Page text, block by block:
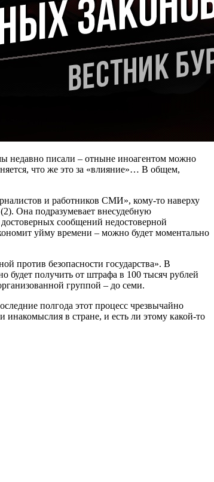
недавно писали – отныне иноагентом можно
что же это за «влияние»… В общем,
и работников СМИ», кому-то наверху
Она подразумевает внесудебную
сообщений недостоверной
уйму времени – можно будет моментально
против безопасности государства». В
получить от штрафа в 100 тысяч рублей
группой – до семи.
полгода этот процесс чрезвычайно
в стране, и есть ли этому какой-то